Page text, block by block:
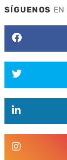
SÍGUENOS EN